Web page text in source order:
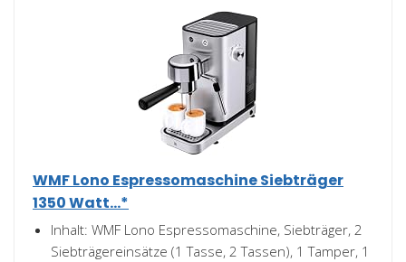
WMF Lono Espressomaschine Siebträger
1350 Watt...*
Inhalt: WMF Lono Espressomaschine, Siebträger, 2
Siebträgereinsätze (1 Tasse, 2 Tassen), 1 Tamper, 1